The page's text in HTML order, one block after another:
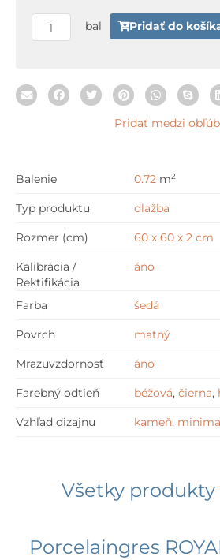
60
cm
bal Pridať do
Pridať medzi
Balenie 0.72 m2
Typ produktu dlažba
Rozmer (cm) 60 x 60 x 2 cm
Kalibrácia /
Rektifikácia
áno
Farba šedá
Povrch matný
Mrazuvzdornosť áno
Farebný odtieň béžová, čierna,
Vzhľad dizajnu kameň,
Všetky produkty
Porcelaingres